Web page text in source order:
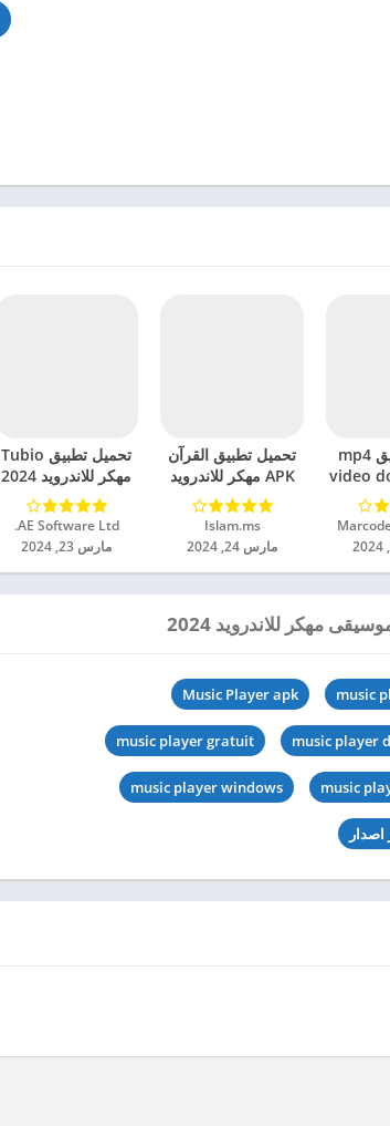
تحميل تطبيق mp4
video
تحميل تطبيق القرآن
APK مهكر للاندرويد
2024
Islam.ms‏
مارس 24, 2024
تحميل تطبيق Tubio
مهكر للاندرويد 2024
AE Software Ltd.‏
مارس 23, 2024
music
Music Player apk
music player
music player gratuit
music
music player windows